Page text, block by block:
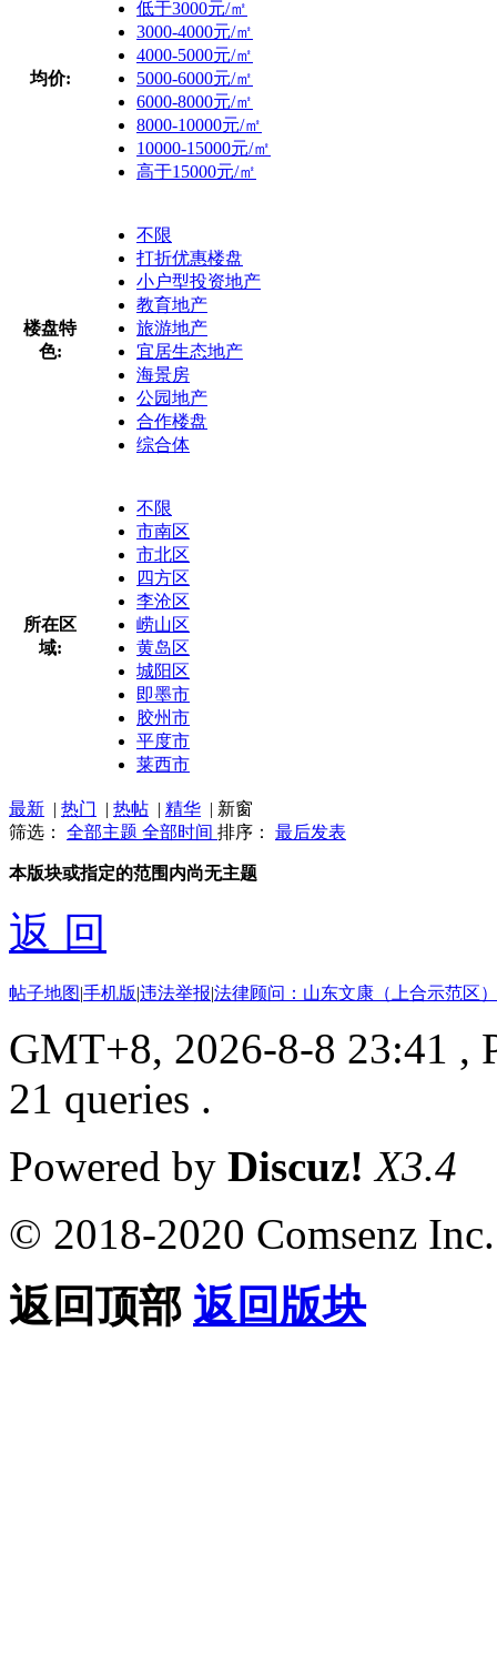
均价:
低于3000元/㎡
3000-4000元/㎡
4000-5000元/㎡
5000-6000元/㎡
6000-8000元/㎡
8000-10000元/㎡
10000-15000元/㎡
高于15000元/㎡
楼盘特
色:
不限
打折优惠楼盘
小户型投资地产
教育地产
旅游地产
宜居生态地产
海景房
公园地产
合作楼盘
综合体
所在区
域:
不限
市南区
市北区
四方区
李沧区
崂山区
黄岛区
城阳区
即墨市
胶州市
平度市
莱西市
最新 | 热门 | 热帖 | 精华 | 新窗
筛选： 全部主题 全部时间 排序： 最后发表
本版块或指定的范围内尚无主题
返 回
帖子地图|手机版|违法举报|法律顾问：山东文康（上合示范区
GMT+8, 2026-8-8 23:41 ,
21 queries .
Powered by Discuz! X3.4
© 2018-2020 Comsenz Inc.
返回顶部 返回版块